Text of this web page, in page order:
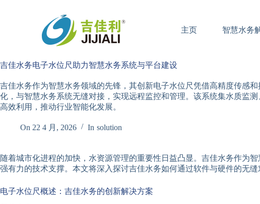
主页 智慧水务
吉佳水务电子水位尺助力智慧水务系统与平台建设
吉佳水务作为智慧水务领域的先锋，其创新电子水位尺凭借高精度传感
化，与智慧水务系统无缝对接，实现远程监控和管理。该系统集水质监
高效利用，推动行业智能化发展。
On 22 4 月, 2026 In solution
随着城市化进程的加快，水资源管理的重要性日益凸显。吉佳水务作为
强有力的技术支撑。本文将深入探讨吉佳水务如何通过软件与硬件的无
电子水位尺概述：吉佳水务的创新解决方案